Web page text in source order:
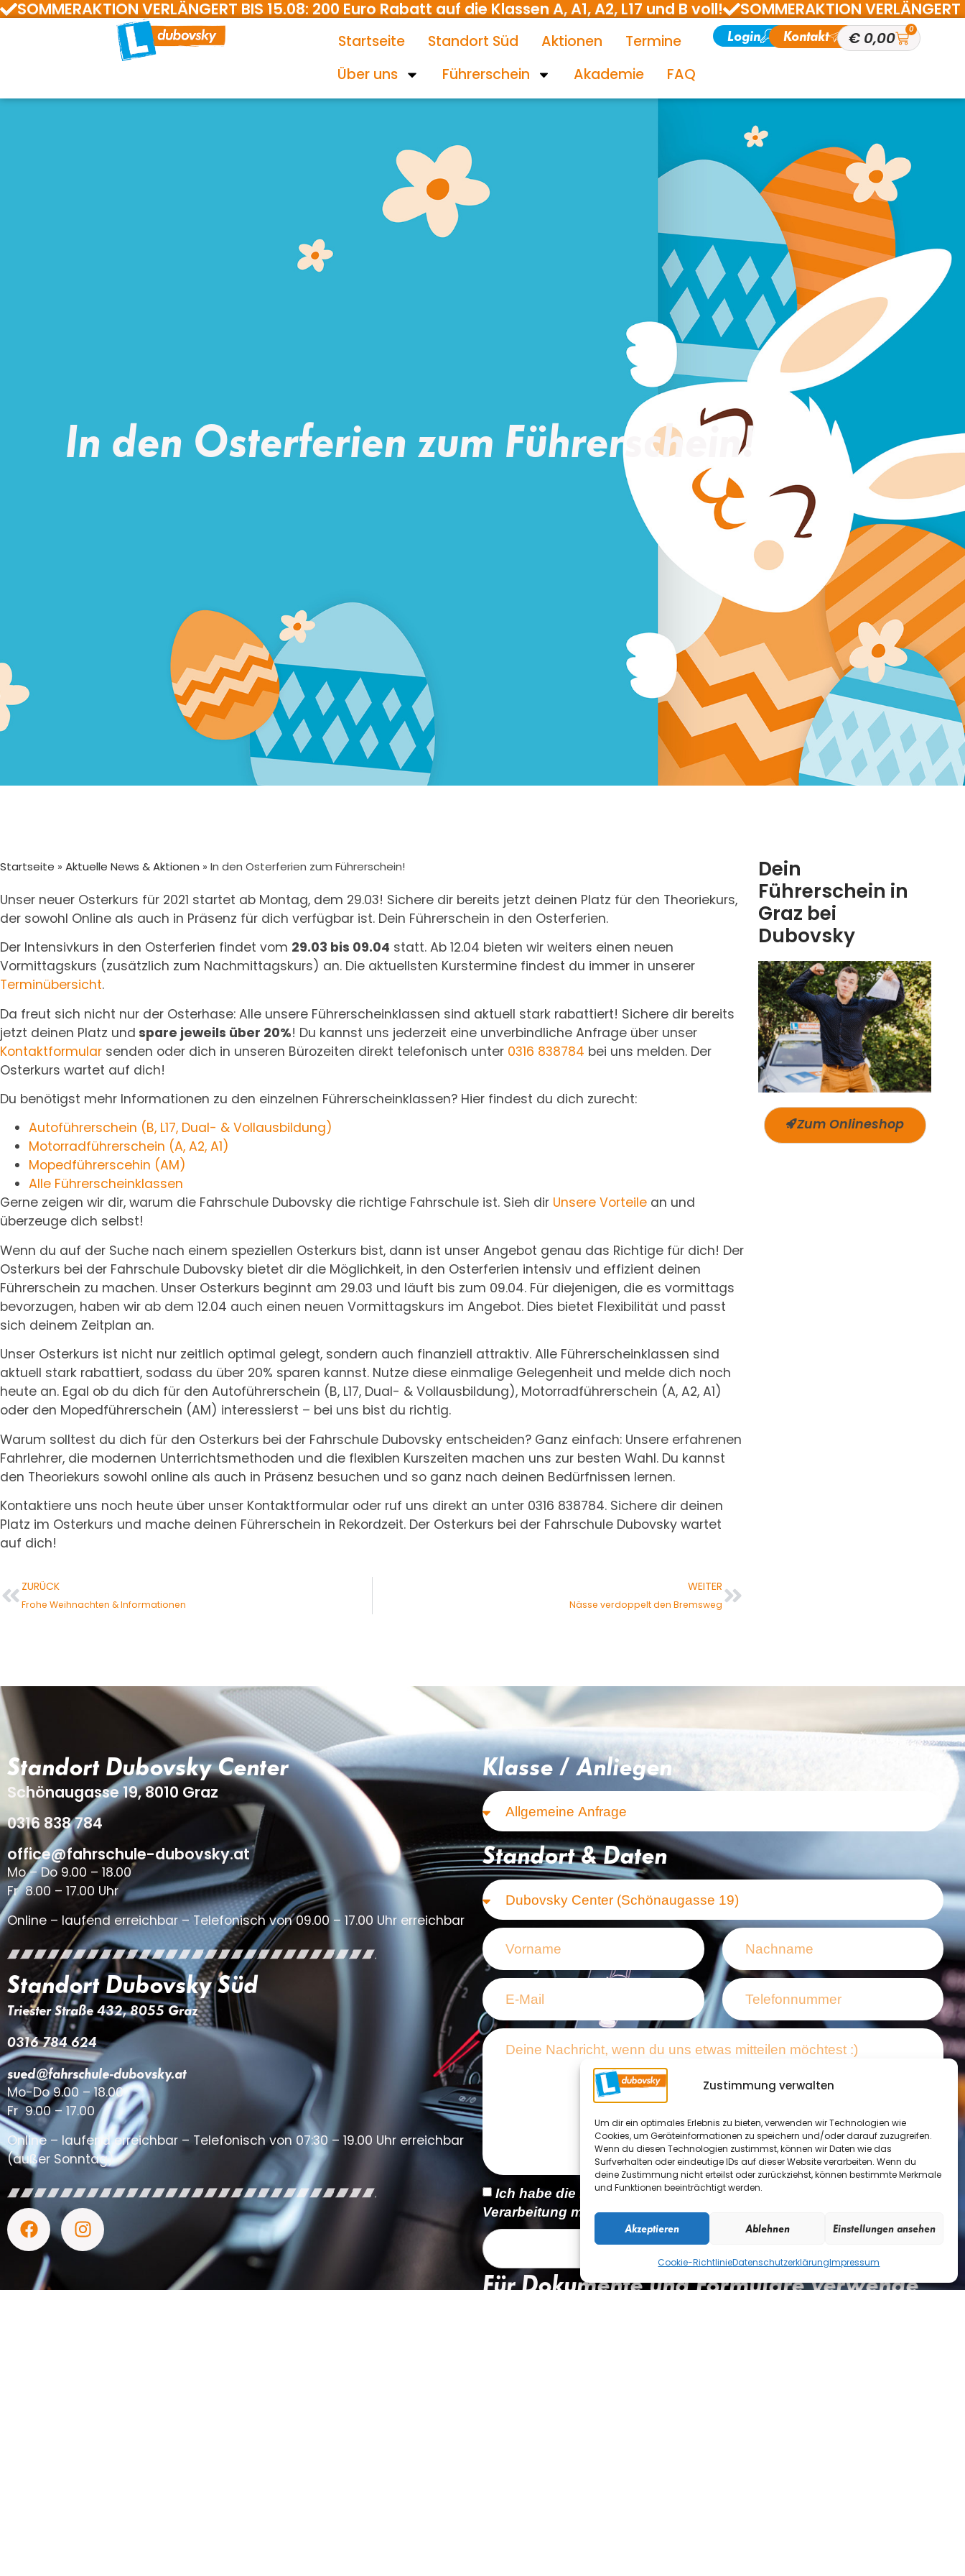
Zustimmung verwalten
Um dir ein optimales Erlebnis zu bieten, verwenden wir Technologien wie
Cookies, um Geräteinformationen zu speichern und/oder darauf zuzugreifen.
Wenn du diesen Technologien zustimmst, können wir Daten wie das
Surfverhalten oder eindeutige IDs auf dieser Website verarbeiten. Wenn du
deine Zustimmung nicht erteilst oder zurückziehst, können bestimmte Merkmale
und Funktionen beeinträchtigt werden.
Akzeptieren Ablehnen Einstellungen ansehen
Cookie-RichtlinieDatenschutzerklärungImpressum
SOMMERAKTION VERLÄNGERT BIS 15.08: 200 Euro Rabatt auf die Klassen A, A1, A2, L17 und B voll! SOMMERAKTION
Startseite Standort Süd Aktionen
Termine
Über uns
Führerschein Akademie FAQ
Login Kontakt € 0,00 0
In den Osterferien zum Führerschein!
Startseite » Aktuelle News & Aktionen » In den Osterferien zum Führerschein!
Unser neuer Osterkurs für 2021 startet ab Montag, dem 29.03! Sichere dir bereits jetzt deinen Platz für den Theoriekurs,
der sowohl Online als auch in Präsenz für dich verfügbar ist. Dein Führerschein in den Osterferien.
Der Intensivkurs in den Osterferien findet vom 29.03 bis 09.04 statt. Ab 12.04 bieten wir weiters einen neuen
Vormittagskurs (zusätzlich zum Nachmittagskurs) an. Die aktuellsten Kurstermine findest du immer in unserer
Terminübersicht.
Da freut sich nicht nur der Osterhase: Alle unsere Führerscheinklassen sind aktuell stark rabattiert! Sichere dir bereits
jetzt deinen Platz und spare jeweils über 20%! Du kannst uns jederzeit eine unverbindliche Anfrage über unser
Kontaktformular senden oder dich in unseren Bürozeiten direkt telefonisch unter 0316 838784 bei uns melden. Der
Osterkurs wartet auf dich!
Du benötigst mehr Informationen zu den einzelnen Führerscheinklassen? Hier findest du dich zurecht:
Autoführerschein (B, L17, Dual- & Vollausbildung)
Motorradführerschein (A, A2, A1)
Mopedführerscehin (AM)
Alle Führerscheinklassen
Gerne zeigen wir dir, warum die Fahrschule Dubovsky die richtige Fahrschule ist. Sieh dir Unsere Vorteile an und
überzeuge dich selbst!
Wenn du auf der Suche nach einem speziellen Osterkurs bist, dann ist unser Angebot genau das Richtige für dich! Der
Osterkurs bei der Fahrschule Dubovsky bietet dir die Möglichkeit, in den Osterferien intensiv und effizient deinen
Führerschein zu machen. Unser Osterkurs beginnt am 29.03 und läuft bis zum 09.04. Für diejenigen, die es vormittags
bevorzugen, haben wir ab dem 12.04 auch einen neuen Vormittagskurs im Angebot. Dies bietet Flexibilität und passt
sich deinem Zeitplan an.
Unser Osterkurs ist nicht nur zeitlich optimal gelegt, sondern auch finanziell attraktiv. Alle Führerscheinklassen sind
aktuell stark rabattiert, sodass du über 20% sparen kannst. Nutze diese einmalige Gelegenheit und melde dich noch
heute an. Egal ob du dich für den Autoführerschein (B, L17, Dual- & Vollausbildung), Motorradführerschein (A, A2, A1)
oder den Mopedführerschein (AM) interessierst – bei uns bist du richtig.
Warum solltest du dich für den Osterkurs bei der Fahrschule Dubovsky entscheiden? Ganz einfach: Unsere erfahrenen
Fahrlehrer, die modernen Unterrichtsmethoden und die flexiblen Kurszeiten machen uns zur besten Wahl. Du kannst
den Theoriekurs sowohl online als auch in Präsenz besuchen und so ganz nach deinen Bedürfnissen lernen.
Kontaktiere uns noch heute über unser Kontaktformular oder ruf uns direkt an unter 0316 838784. Sichere dir deinen
Platz im Osterkurs und mache deinen Führerschein in Rekordzeit. Der Osterkurs bei der Fahrschule Dubovsky wartet
auf dich!
ZURÜCK
Frohe Weihnachten & Informationen
WEITER
Nässe verdoppelt den Bremsweg
Dein
Führerschein in
Graz bei
Dubovsky
Zum Onlineshop
Standort Dubovsky Center
Schönaugasse 19, 8010 Graz
0316 838 784
office@fahrschule-dubovsky.at
Mo – Do 9.00 – 18.00
Fr 8.00 – 17.00 Uhr
Online – laufend erreichbar – Telefonisch von 09.00 – 17.00 Uhr erreichbar
Standort Dubovsky Süd
Triester Straße 432, 8055 Graz
0316 784 624
sued@fahrschule-dubovsky.at
Mo-Do 9.00 – 18.00
Fr 9.00 – 17.00
Online – laufend erreichbar – Telefonisch von 07:30 – 19.00 Uhr erreichbar
(außer Sonntag)
Klasse / Anliegen
Standort & Daten
Ich habe die Datenschutzerklärunggelesen und stimme der
Verarbeitung meiner Daten zu.
Absenden
Für Dokumente und Formulare verwende